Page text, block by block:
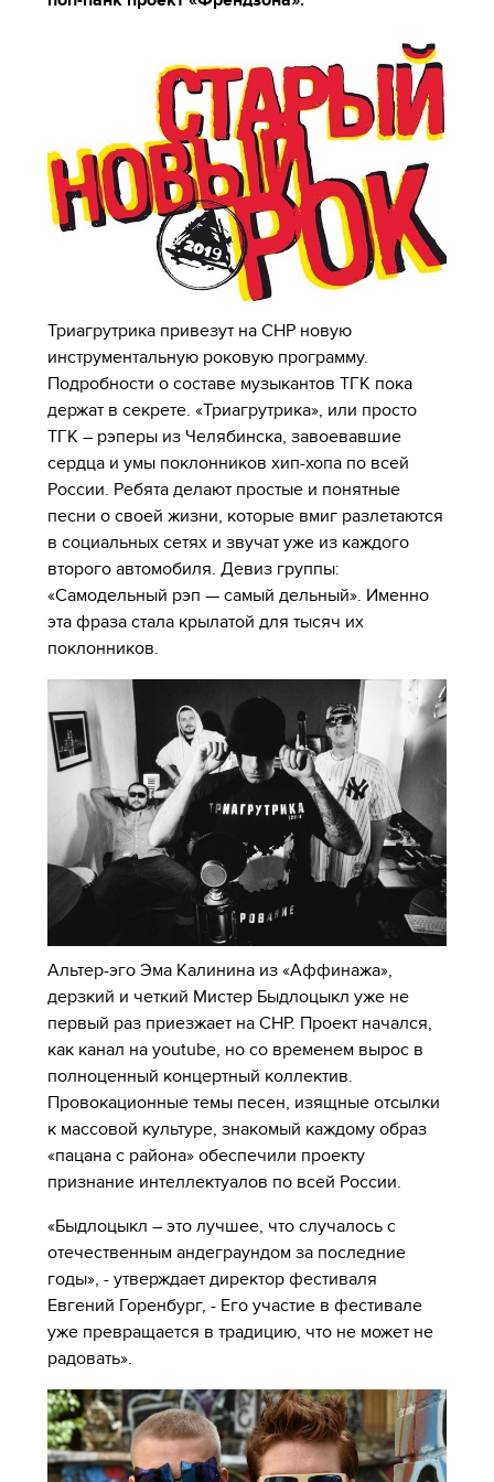
Триагрутрика привезут на СНР новую
инструментальную роковую программу.
Подробности о составе музыкантов ТГК пока
держат в секрете. «Триагрутрика», или просто
ТГК – рэперы из Челябинска, завоевавшие
сердца и умы поклонников хип-хопа по всей
России. Ребята делают простые и понятные
песни о своей жизни, которые вмиг разлетаются
в социальных сетях и звучат уже из каждого
второго автомобиля. Девиз группы:
«Самодельный рэп — самый дельный». Именно
эта фраза стала крылатой для тысяч их
поклонников.
Альтер-эго Эма Калинина из «Аффинажа»,
дерзкий и четкий Мистер Быдлоцыкл уже не
первый раз приезжает на СНР. Проект начался,
как канал на youtube, но со временем вырос в
полноценный концертный коллектив.
Провокационные темы песен, изящные отсылки
к массовой культуре, знакомый каждому образ
«пацана с района» обеспечили проекту
признание интеллектуалов по всей России.
«Быдлоцыкл – это лучшее, что случалось с
отечественным андеграундом за последние
годы», - утверждает директор фестиваля
Евгений Горенбург, - Его участие в фестивале
уже превращается в традицию, что не может не
радовать».